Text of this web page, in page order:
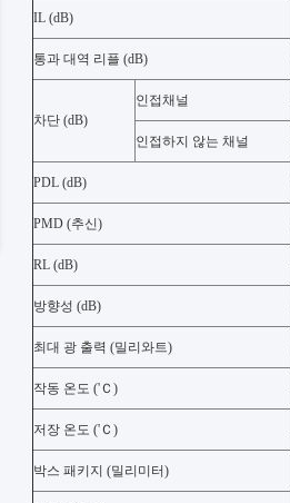
IL (dB)
통과 대역 리플 (dB)
차단 (dB)
인접채널
인접하지 않는 채널
PDL (dB)
PMD (추신)
RL (dB)
방향성 (dB)
최대 광 출력 (밀리와트)
작동 온도 ('Ｃ)
저장 온도 ('Ｃ)
박스 패키지 (밀리미터)